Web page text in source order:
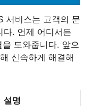
서비스는 고객의 문
다. 언제 어디서든
도와줍니다. 앞으
신속하게 해결해
설명